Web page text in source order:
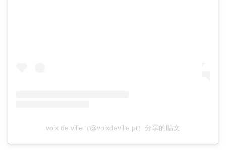
voix de ville（@voixdeville.pt）分享的貼文